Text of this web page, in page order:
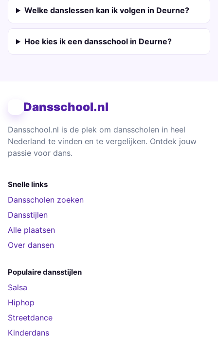
Welke danslessen kan ik volgen in Deurne?
Hoe kies ik een dansschool in Deurne?
Dansschool.nl
Dansschool.nl is de plek om dansscholen in heel
Nederland te vinden en te vergelijken. Ontdek jouw
passie voor dans.
Snelle links
Dansscholen zoeken
Dansstijlen
Alle plaatsen
Over dansen
Populaire dansstijlen
Salsa
Hiphop
Streetdance
Kinderdans